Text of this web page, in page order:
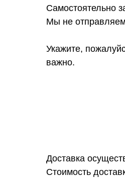
Самостоятельно
Мы не
Укажите,
важно.
Доставка
Стоимость